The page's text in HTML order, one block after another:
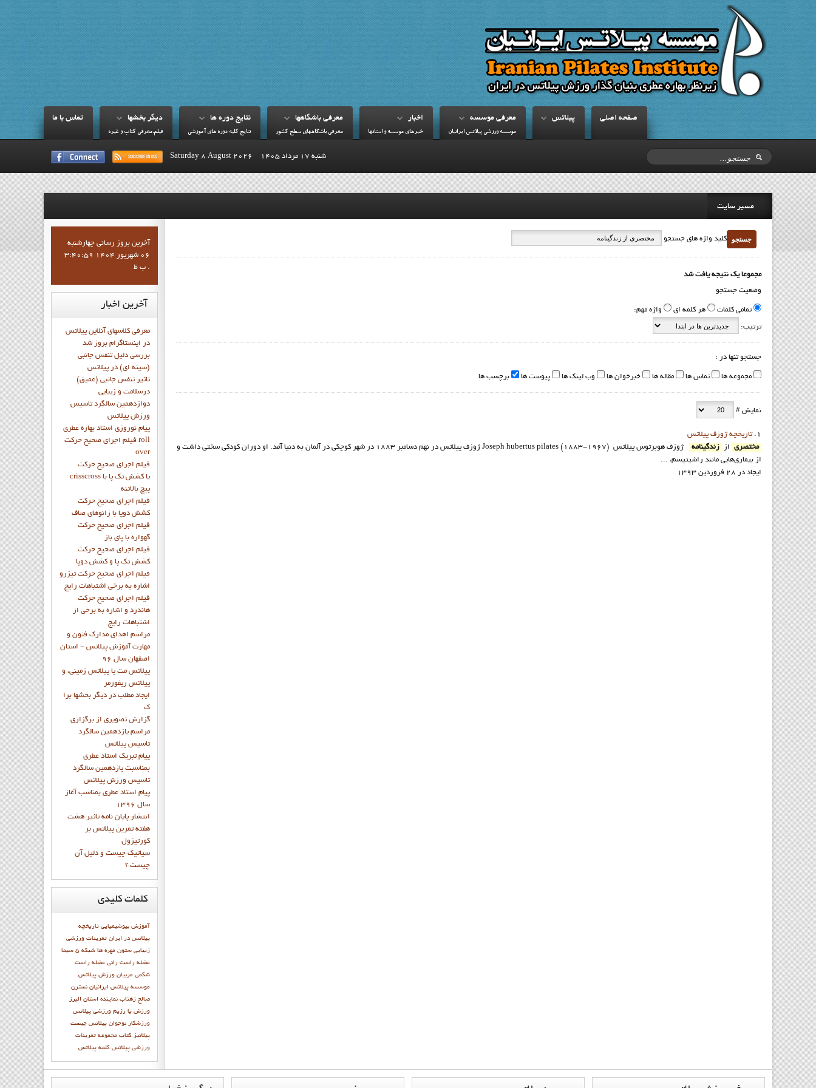
صفحه اصلي پيلاتس معرفي موسسه
موسسه ورزشي پيلاتس ايرانيان
اخبار
خبرهاي موسسه و استانها
معرفي باشگاهها
معرفي باشگاههاي سطح کشور
نتايج دوره ها
نتايج کليه دوره هاي آموزشي
ديگر بخشها
فيلم،معرفي کتاب و غيره
تماس با ما
شنبه 17 مرداد 1405 Saturday 8 August 2026
مسیر سایت
کلید واژه های جستجو جستجو
مجموعا یک نتیجه یافت شد
وضعیت جستجو
تمامی کلمات هر کلمه ای واژه مهم:
ترتیب:
جستجو تنها در :
مجموعه ها تماس ها مقاله ها خبرخوان ها وب لینک ها پیوست ها برچسب ها
نمایش #
1.
تاريخچه ژوزف پيلاتس
مختصري
از زندگينامه
ژوزف هوبرتوس پيلاتس (1967-188۳) Joseph hubertus pilates ژوزف پيلاتس در نهم دسامبر ۱۸۸۳ در شهر کوچکی در آلمان به دنیا آمد. او دوران كودكي سختی داشت و
از بيماري‌هايي مانند راشيتيسم، ...
ایجاد در 28 فروردين 1393
آخرين بروز رساني چهارشنبه
06 شهریور 1404 3:40:59
ب ظ .
آخرین اخبار
معرفی کلاسهای آنلاین پیلاتس
در اینستاگرام بروز شد
بررسی دلیل تنفس جانبی
(سینه ای) در پیلاتس
تاثیر تنفس جانبی (عمیق)
درسلامت و زیبایی
دوازدهمين سالگرد تاسيس
ورزش پيلاتس
پيام نوروزي استاد بهاره عطري
فيلم اجراي صحيح حرکت roll
over
فيلم اجراي صحيح حركت
crisscross يا كشش تك پا با
پيچ بالاتنه
فيلم اجراي صحيح حرکت
كشش دوپا با زانوهاي صاف
فيلم اجراي صحيح حرکت
گهواره با پاي باز
فيلم اجراي صحيح حرکت
کشش تک پا و کشش دوپا
فيلم اجراي صحيح حرکت تيزرو
اشاره به برخي اشتباهات رايج
فيلم اجراي صحيح حرکت
هاندرد و اشاره به برخي از
اشتباهات رايج
مراسم اهدای مدارک فنون و
مهارت آموزش پیلاتس - استان
اصفهان سال 96
پیلاتس مت یا پیلاتس زمینی، و
پیلاتس ریفورمر
ايجاد مطلب در ديگر بخشها برا
ک
گزارش تصويري از برگزاري
مراسم يازدهمين سالگرد
تاسيس پيلاتس
پيام تبريک استاد عطري
بمناسبت يازدهمين سالگرد
تاسيس ورزش پيلاتس
پيام استاد عطري بمناسب آغاز
سال 1396
انتشار پايان نامه تاثیر هشت
هفته تمرین پیلاتس بر
کورتیزول
سیاتیک چیست و دلیل آن
چیست ؟
کلمات کلیدی
آموزش بیوشیمیایی تاریخچه
پیلاتس در ایران تمرینات ورزشی
زیبایی ستون مهره ها شبكه 5 سيما
عضله راست رانی عضله راست
شکمی مربیان ورزش پیلاتس
موسسه پیلاتس ایرانیان نسترن
صالح زهتاب نماينده استان البرز
ورزش يا رژيم ورزشي پيلاتس
ورزشکار نوجوان پيلاتس چيست
پيلاتيز کتاب مجموعه تمرينات
ورزشي پيلاتس کلمه پيلاتس